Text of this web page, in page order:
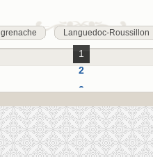
grenache Languedoc-Roussillon
1
2
3
4
5
6